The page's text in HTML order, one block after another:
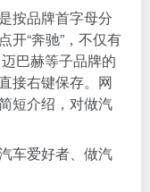
按品牌首字母分
开“奔驰”，不仅有
巴赫等子品牌的
接右键保存。网
短介绍，对做汽
车爱好者、做汽